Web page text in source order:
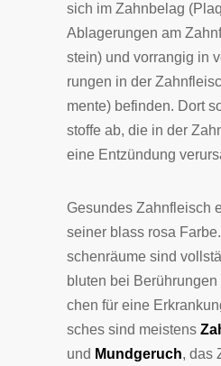
sich im Zahn­be­lag
Ab­la­ge­run­gen am
stein) und vor­ran­gig in
run­gen in der
men­te) be­fin­den. Dort
stof­fe ab, die in der
eine Ent­zün­dung
Ge­sun­des Zahn­fleisch
sei­ner blass ro­sa
schen­räu­me sind
blu­ten bei
chen für eine
sches sind mei­stens
und Mund­ge­ruch, das